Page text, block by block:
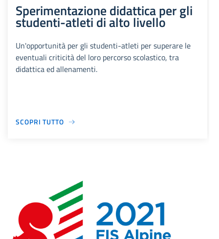
Sperimentazione didattica per gli
studenti-atleti di alto livello
Un'opportunità per gli studenti-atleti per superare le
eventuali criticità del loro percorso scolastico, tra
didattica ed allenamenti.
SCOPRI TUTTO